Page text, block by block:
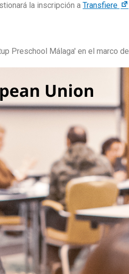
la inscripción a Transfiere
Preschool Málaga' en el marco de